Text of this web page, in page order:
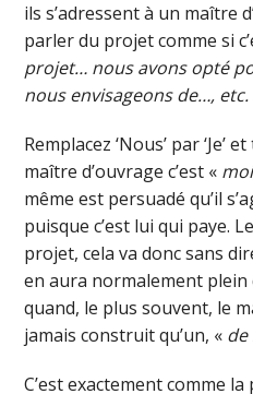
ils s’adressent à un maître
parler du projet comme si
projet… nous avons opté
nous envisageons de…, etc.
Remplacez ‘Nous’ par ‘Je’
maître d’ouvrage c’est «
même est persuadé qu’il
puisque c’est lui qui paye.
projet, cela va donc sans
en aura normalement plein
quand, le plus souvent, le
jamais construit qu’un, «
C’est exactement comme